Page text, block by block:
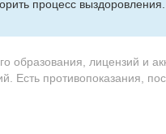
про­цесс вы­здо­ров­ле­ния.
образования, лицензий и
Есть противопоказания,